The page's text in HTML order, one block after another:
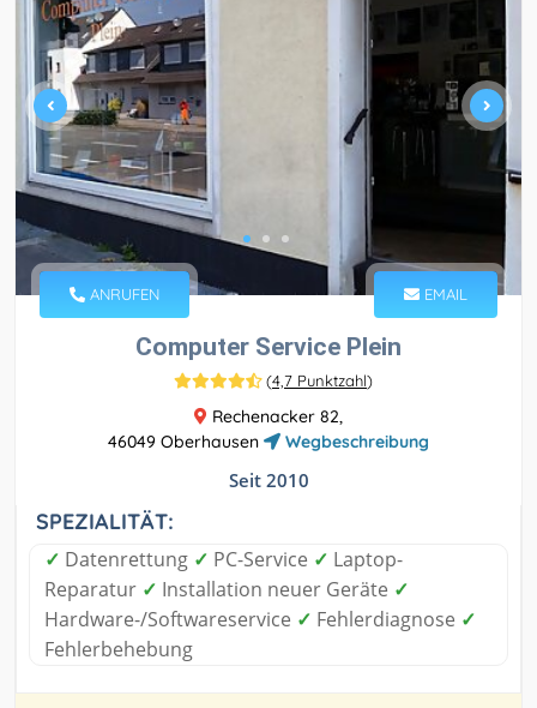
ANRUFEN EMAIL
Computer Service Plein
(4,7 Punktzahl)
Rechenacker 82,
46049 Oberhausen
Wegbeschreibung
Seit 2010
SPEZIALITÄT:
✓ Datenrettung ✓ PC-Service ✓ Laptop-
Reparatur ✓ Installation neuer Geräte ✓
Hardware-/Softwareservice ✓ Fehlerdiagnose ✓
Fehlerbehebung